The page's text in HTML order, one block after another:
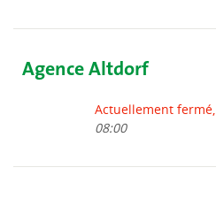
Agence Altdorf
Actuellement fermé,
08:00